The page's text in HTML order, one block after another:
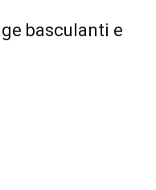
basculanti e